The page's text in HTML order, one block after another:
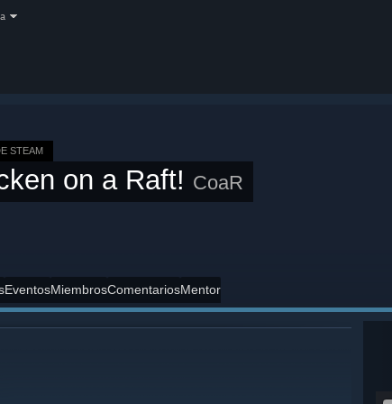
STEAM
on a Raft! CoaR
EventosMiembrosComentariosMentor